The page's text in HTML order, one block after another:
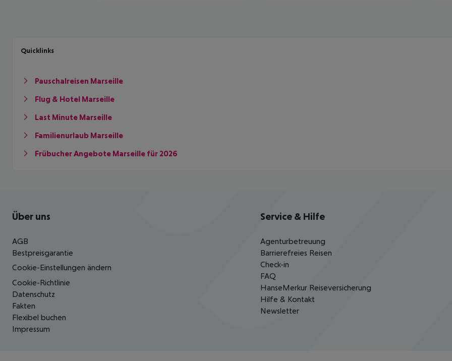
Quicklinks
Pauschalreisen Marseille
Flug & Hotel Marseille
Last Minute Marseille
Familienurlaub Marseille
Frübucher Angebote Marseille für 2026
Footer navigation
Über uns
AGB
Bestpreisgarantie
Cookie-Einstellungen ändern
Cookie-Richtlinie
Datenschutz
Fakten
Flexibel buchen
Impressum
Service & Hilfe
Agenturbetreuung
Barrierefreies Reisen
Check-in
FAQ
HanseMerkur Reiseversicherung
Hilfe & Kontakt
Newsletter